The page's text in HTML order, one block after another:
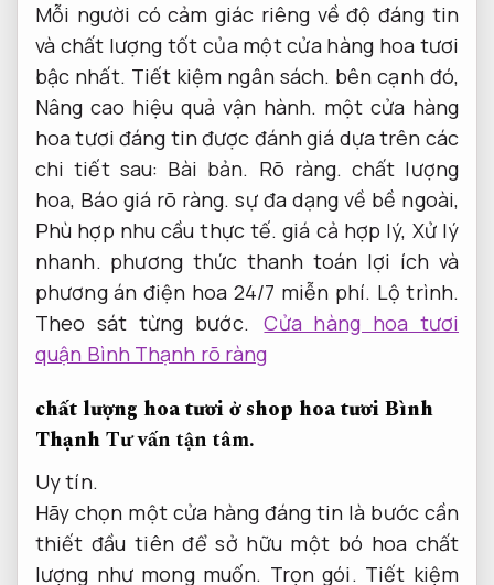
Mỗi người có cảm giác riêng về độ đáng tin
và chất lượng tốt của một cửa hàng hoa tươi
bậc nhất. Tiết kiệm ngân sách. bên cạnh đó,
Nâng cao hiệu quả vận hành. một cửa hàng
hoa tươi đáng tin được đánh giá dựa trên các
chi tiết sau: Bài bản. Rõ ràng. chất lượng
hoa, Báo giá rõ ràng. sự đa dạng về bề ngoài,
Phù hợp nhu cầu thực tế. giá cả hợp lý, Xử lý
nhanh. phương thức thanh toán lợi ích và
phương án điện hoa 24/7 miễn phí. Lộ trình.
Theo sát từng bước.
Cửa hàng hoa tươi
quận Bình Thạnh rõ ràng
chất lượng hoa tươi ở shop hoa tươi Bình
ThạnhTư vấn tận tâm.
Uy tín.
Hãy chọn một cửa hàng đáng tin là bước cần
thiết đầu tiên để sở hữu một bó hoa chất
lượng như mong muốn. Trọn gói. Tiết kiệm